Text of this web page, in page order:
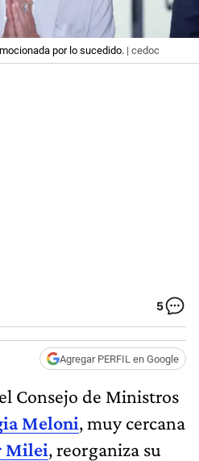
por lo sucedido. | cedoc
5
Agregar PERFIL en Google
Consejo de Ministros
Meloni, muy cercana
Milei, reorganiza su